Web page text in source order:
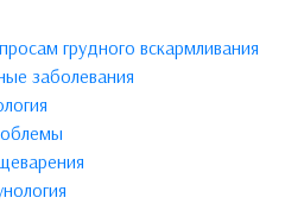
грудного вскармливания
заболевания